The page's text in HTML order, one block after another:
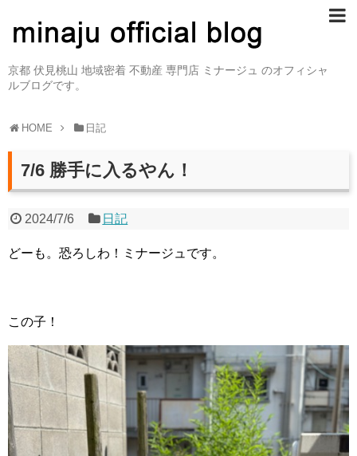
京都 伏見桃山 地域密着 不動産 専門店 ミナージュ のオフィシャ
ルブログです。
HOME 日記
7/6 勝手に入るやん！
2024/7/6 日記
どーも。恐ろしわ！ミナージュです。
この子！